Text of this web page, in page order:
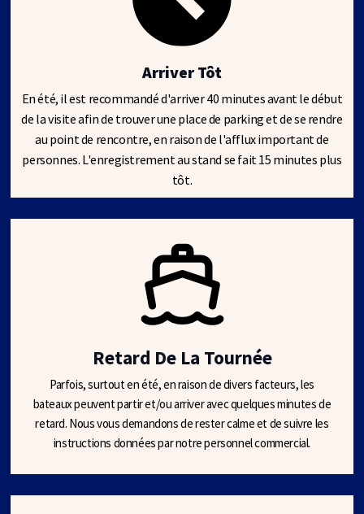
Arriver Tôt
En été, il est recommandé d'arriver 40 minutes avant le début
de la visite afin de trouver une place de parking et de se rendre
au point de rencontre, en raison de l'afflux important de
personnes. L'enregistrement au stand se fait 15 minutes plus
tôt.
Retard De La Tournée
Parfois, surtout en été, en raison de divers facteurs, les
bateaux peuvent partir et/ou arriver avec quelques minutes de
retard. Nous vous demandons de rester calme et de suivre les
instructions données par notre personnel commercial.